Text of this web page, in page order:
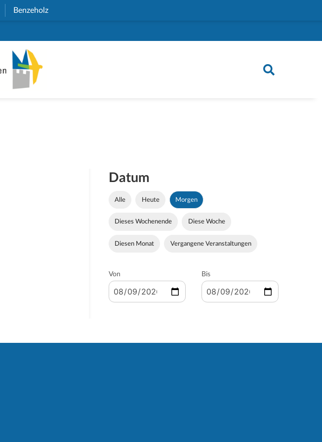
(External Link)
Benzeholz(External Link)
Datum
Alle Heute Morgen
Dieses Wochenende Diese Woche
Diesen Monat Vergangene Veranstaltungen
Von Bis